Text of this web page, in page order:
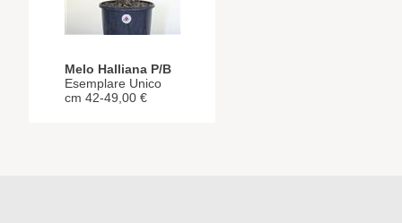
Melo Halliana P/B
Esemplare Unico
cm 42-49,00 €